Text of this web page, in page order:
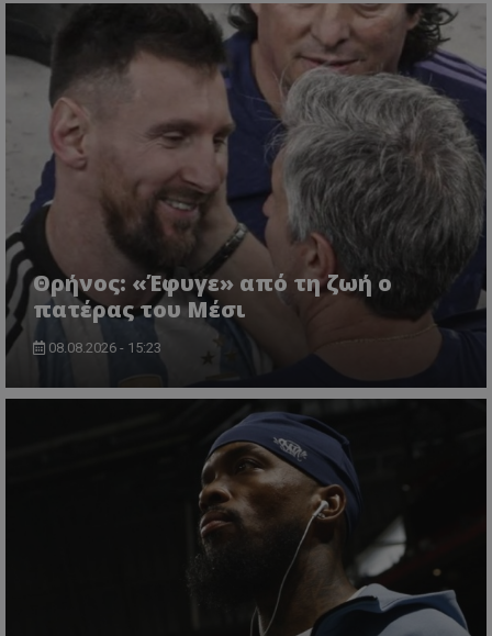
Θρήνος: «Έφυγε» από τη ζωή ο
πατέρας του Μέσι
08.08.2026 - 15:23